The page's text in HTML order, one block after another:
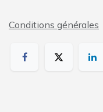
Conditions générales